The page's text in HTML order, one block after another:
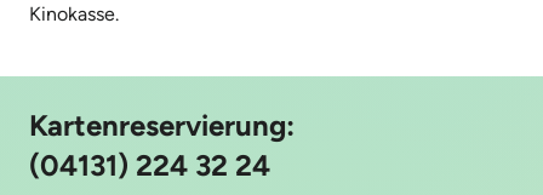
Kinokasse.
Kartenreservierung:
(04131) 224 32 24